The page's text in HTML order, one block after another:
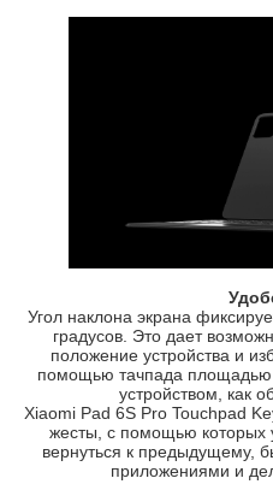
Угол наклона экрана
градусов. Это дает
положение устройства и
помощью тачпада площадью
устройством, как
Xiaomi Pad 6S Pro Touchpad
жесты, с помощью которых
вернуться к предыдущему,
приложениями и